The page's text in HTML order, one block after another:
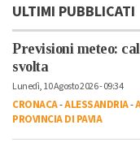
ULTIMI PUBBLICATI
Previsioni meteo:
svolta
Lunedì, 10 Agosto 2026 - 09:34
CRONACA-ALESSANDRIA-
PROVINCIA DI PAVIA